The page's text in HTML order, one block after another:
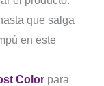
que salga
en este
Color para